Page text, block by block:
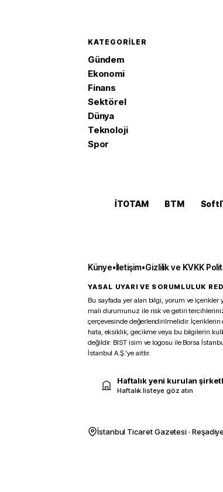
KATEGORILER
Gündem
Ekonomi
Finans
Sektörel
Dünya
Teknoloji
Spor
İTOTAM BTM
Künye•İletişim•Gizlilik ve KVKK
YASAL UYARI VE SORUMLULUK
Bu sayfada yer alan bilgi, yorum ve içerikler
mali durumunuz ile risk ve getiri
çerçevesinde değerlendirilmelidir.
hata, eksiklik, gecikme veya bu bilgilerin
değildir. BIST isim ve logosu ile Borsa
İstanbul A.Ş.’ye aittir.
Haftalık yeni kurulan
Haftalık listeye göz atın
İstanbul Ticaret Gazetesi ·